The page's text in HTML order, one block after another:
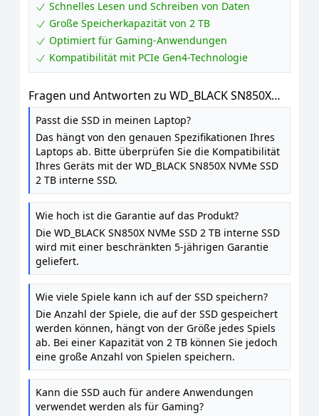
Schnelles Lesen und Schreiben von Daten
Große Speicherkapazität von 2 TB
Optimiert für Gaming-Anwendungen
Kompatibilität mit PCIe Gen4-Technologie
Fragen und Antworten zu WD_BLACK SN850X
NVMe SSD 2 TB interne SSD (Gaming Speicher,
PCIe Gen4-Technologie, Lesen 7.300 MB / s,
Schreiben 6.600 MB / s) Schwarz
Passt die SSD in meinen Laptop?
Das hängt von den genauen Spezifikationen Ihres
Laptops ab. Bitte überprüfen Sie die Kompatibilität
Ihres Geräts mit der WD_BLACK SN850X NVMe SSD
2 TB interne SSD.
Wie hoch ist die Garantie auf das Produkt?
Die WD_BLACK SN850X NVMe SSD 2 TB interne SSD
wird mit einer beschränkten 5-jährigen Garantie
geliefert.
Wie viele Spiele kann ich auf der SSD speichern?
Die Anzahl der Spiele, die auf der SSD gespeichert
werden können, hängt von der Größe jedes Spiels
ab. Bei einer Kapazität von 2 TB können Sie jedoch
eine große Anzahl von Spielen speichern.
Kann die SSD auch für andere Anwendungen
verwendet werden als für Gaming?